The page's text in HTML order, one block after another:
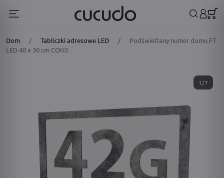
Dom / Tabliczki adresowe LED /
Podświetlany numer domu FT
LED 40 x 30 cm CON3
1/7